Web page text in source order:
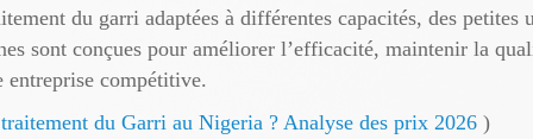
du garri adaptées à différentes capacités, des petites
sont conçues pour améliorer l’efficacité, maintenir la
compétitive.
du Garri au Nigeria ? Analyse des prix 2026 )